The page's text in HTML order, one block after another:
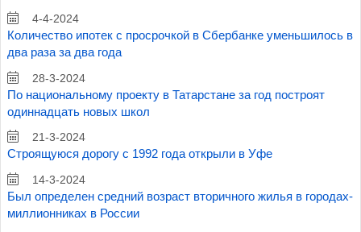
4-4-2024
Количество ипотек с просрочкой в Сбербанке уменьшилось в
два раза за два года
28-3-2024
По национальному проекту в Татарстане за год построят
одиннадцать новых школ
21-3-2024
Строящуюся дорогу с 1992 года открыли в Уфе
14-3-2024
Был определен средний возраст вторичного жилья в городах-
миллионниках в России